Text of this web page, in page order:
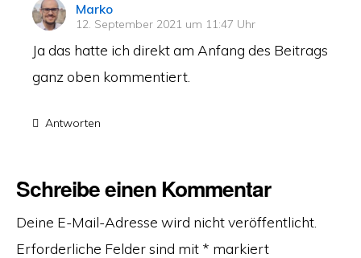
Marko
sagt:
12. September 2021 um 11:47 Uhr
Ja das hatte ich direkt am Anfang des Beitrags
ganz oben kommentiert.
Antworten
Schreibe einen Kommentar
Deine E-Mail-Adresse wird nicht veröffentlicht.
Erforderliche Felder sind mit * markiert